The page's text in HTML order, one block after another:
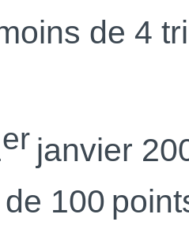
de 4
er janvier
100